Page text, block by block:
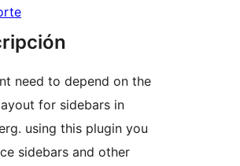
need to depend on the
for sidebars in
using this plugin you
sidebars and other